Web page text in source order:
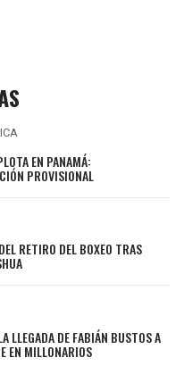
EN PANAMÁ:
PROVISIONAL
RETIRO DEL BOXEO TRAS
LLEGADA DE FABIÁN BUSTOS A
EN MILLONARIOS